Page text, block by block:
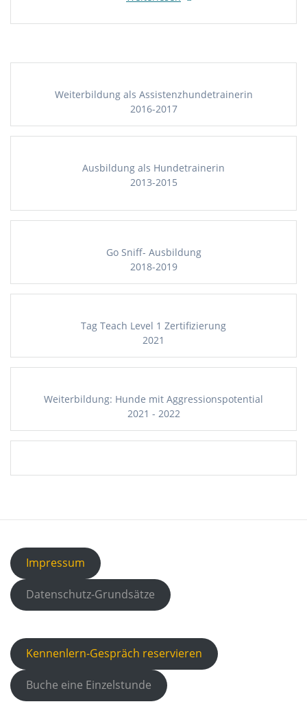
Weiterbildung als Assistenzhundetrainerin
2016-2017
Ausbildung als Hundetrainerin
2013-2015
Go Sniff- Ausbildung
2018-2019
Tag Teach Level 1 Zertifizierung
2021
Weiterbildung: Hunde mit Aggressionspotential
2021 - 2022
Impressum
Datenschutz-Grundsätze
Kennenlern-Gespräch reservieren
Buche eine Einzelstunde